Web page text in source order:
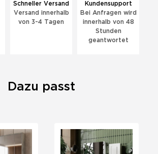
Schneller Versand
Versand innerhalb
von 3-4 Tagen
Kundensupport
Bei Anfragen wird
innerhalb von 48
Stunden
geantwortet
Dazu passt